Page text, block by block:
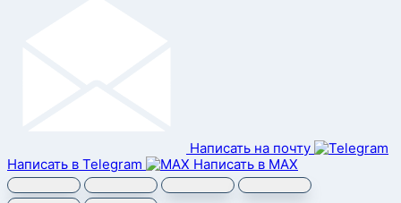
Написать на почту
Написать в Telegram
Написать в MAX